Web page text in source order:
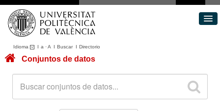
Idioma I a ·A I BuscarI Directorio
Conjuntos de datos
Acerca de
Portal de Transparencia
Conjuntos de datos